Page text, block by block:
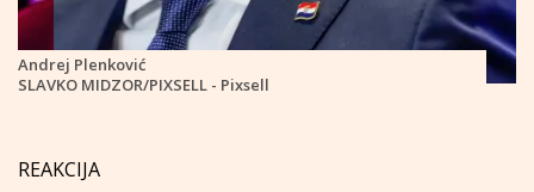
Andrej Plenković
SLAVKO MIDZOR/PIXSELL - Pixsell
REAKCIJA